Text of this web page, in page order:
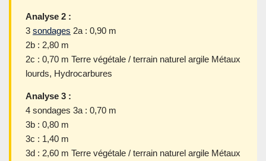
Analyse 2 :
3 sondages 2a : 0,90 m
2b : 2,80 m
2c : 0,70 m Terre végétale / terrain naturel argile Métaux
lourds, Hydrocarbures
Analyse 3 :
4 sondages 3a : 0,70 m
3b : 0,80 m
3c : 1,40 m
3d : 2,60 m Terre végétale / terrain naturel argile Métaux